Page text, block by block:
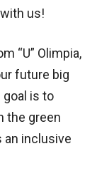
us!
“U” Olimpia,
future big
is to
the green
an inclusive